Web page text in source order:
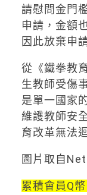
請慰問金門
申請，金額
因此放棄申
從《鐵拳教
生教師受傷
是單一國家
維護教師安
育改革無法
圖片取自
累積會員Q